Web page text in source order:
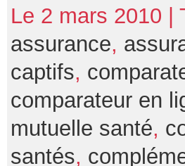
Le 2 mars 2010 |
assurance,
captifs,
comparateur en
mutuelle santé,
santés,